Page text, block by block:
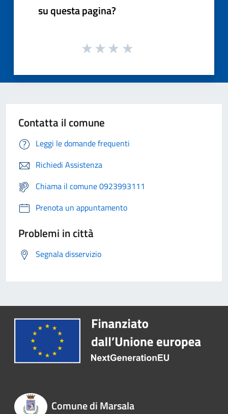
su questa pagina?
Contatta il comune
Leggi le domande frequenti
Richiedi Assistenza
Chiama il comune 0923993111
Prenota un appuntamento
Problemi in città
Segnala disservizio
Comune di Marsala